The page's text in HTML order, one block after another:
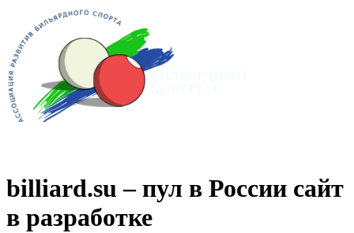
billiard.su – пул в России сайт
в разработке